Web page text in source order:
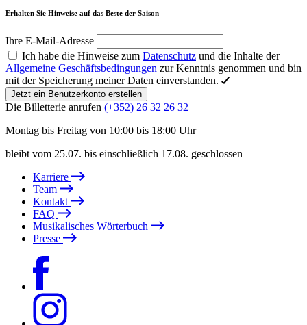
Erhalten Sie Hinweise auf das Beste der Saison
Ihre E-Mail-Adresse
Ich habe die Hinweise zum Datenschutz und die Inhalte der
Allgemeine Geschäftsbedingungen zur Kenntnis genommen und bin
mit der Speicherung meiner Daten einverstanden.
Jetzt ein Benutzerkonto erstellen
Die Billetterie anrufen (+352) 26 32 26 32
Montag bis Freitag von 10:00 bis 18:00 Uhr
bleibt vom 25.07. bis einschließlich 17.08. geschlossen
Karriere
Team
Kontakt
FAQ
Musikalisches Wörterbuch
Presse